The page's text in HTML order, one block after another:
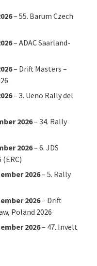
–55. Barum Czech
–ADAC Saarland-
– Drift Masters –
–3. Ueno Rally del
2026–34. Rally
2026–6. JDS
2026–5. Rally
2026– Drift
Poland 2026
2026– 47. Invelt